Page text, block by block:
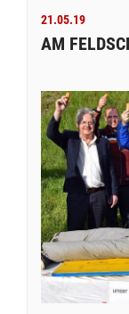
21.05.19
AM